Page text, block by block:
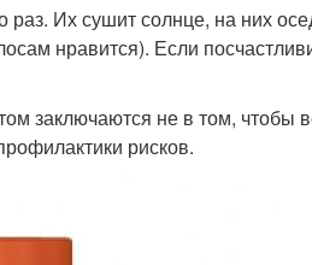
раз. Их сушит солнце, на них
нравится). Если
заключаются не в том, чтобы
рисков.